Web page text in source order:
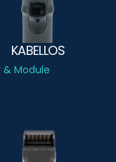
KABELLOS
& Module